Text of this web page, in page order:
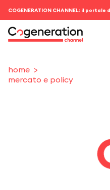
COGENERATION CHANNEL: il
home
mercato e policy